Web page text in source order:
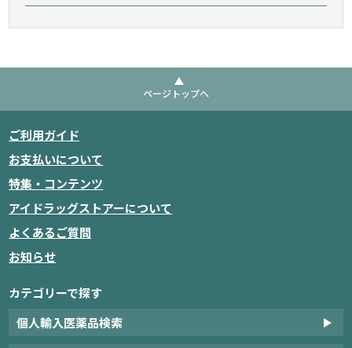
ページトップへ
ご利用ガイド
お支払いについて
特集・コンテンツ
アイドラッグストアーについて
よくあるご質問
お知らせ
カテゴリーで探す
個人輸入医薬品検索